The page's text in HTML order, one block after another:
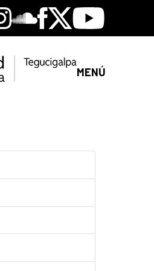
Soundclore
Facebook
X Youtube
MENÚ